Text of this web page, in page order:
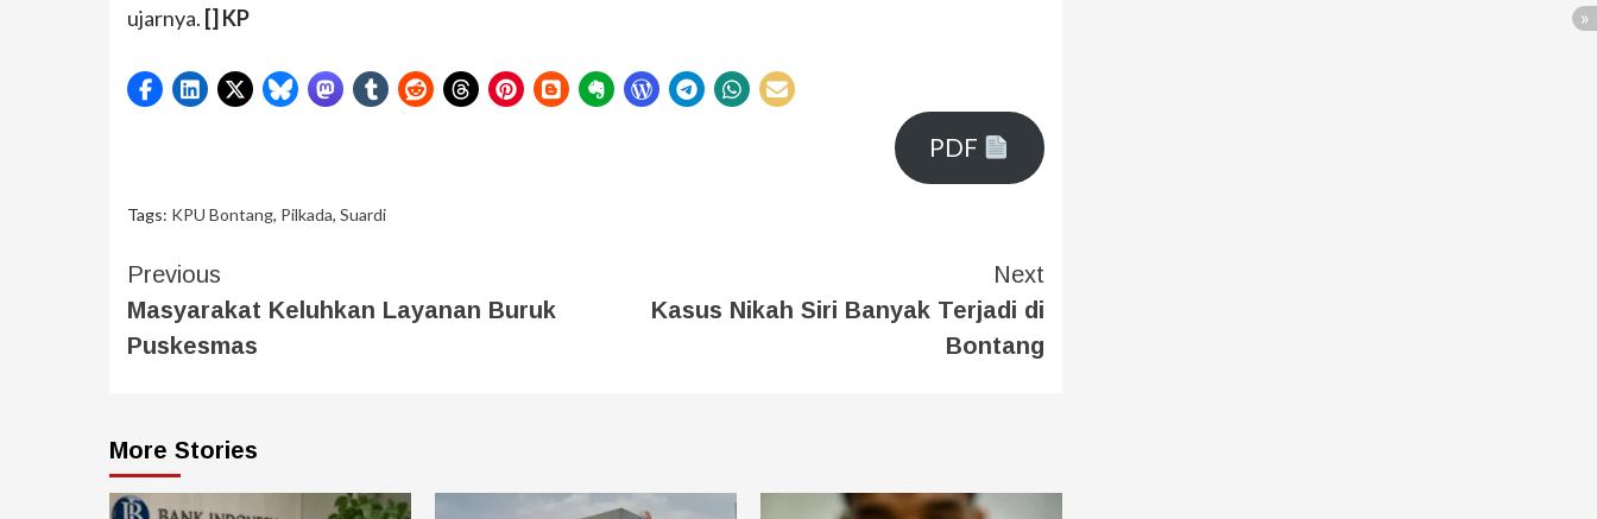
ujarnya. [] KP
PDF
Tags: KPU Bontang, Pilkada, Suardi
Previous
Masyarakat Keluhkan Layanan Buruk
Puskesmas
Next
Kasus Nikah Siri Banyak Terjadi di
Bontang
More Stories